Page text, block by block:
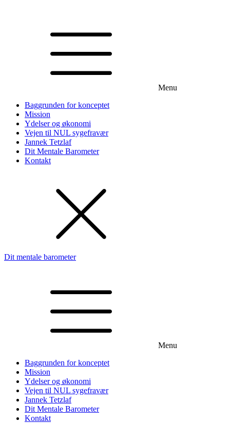
Menu
Baggrunden for konceptet
Mission
Ydelser og økonomi
Vejen til NUL sygefravær
Jannek Tetzlaf
Dit Mentale Barometer
Kontakt
Dit mentale barometer
Menu
Baggrunden for konceptet
Mission
Ydelser og økonomi
Vejen til NUL sygefravær
Jannek Tetzlaf
Dit Mentale Barometer
Kontakt